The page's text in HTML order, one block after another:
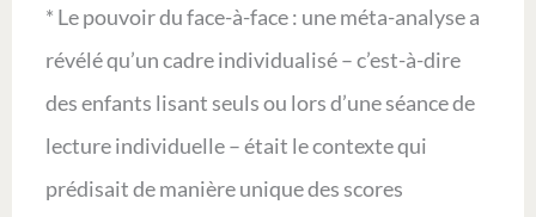
* Le pouvoir du face-à-face : une méta-analyse a
révélé qu’un cadre individualisé – c’est-à-dire
des enfants lisant seuls ou lors d’une séance de
lecture individuelle – était le contexte qui
prédisait de manière unique des scores